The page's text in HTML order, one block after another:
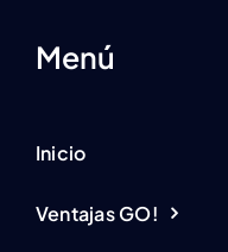
Menú
Inicio
Ventajas GO!